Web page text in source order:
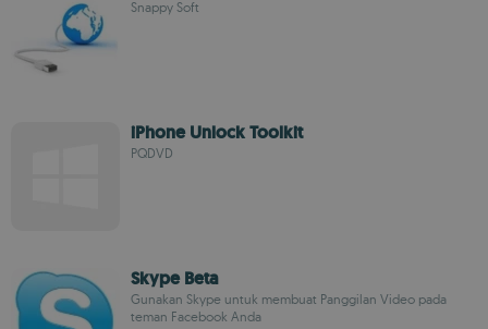
Snappy Soft
iPhone Unlock Toolkit
PQDVD
Skype Beta
Gunakan Skype untuk membuat Panggilan Video pada
teman Facebook Anda